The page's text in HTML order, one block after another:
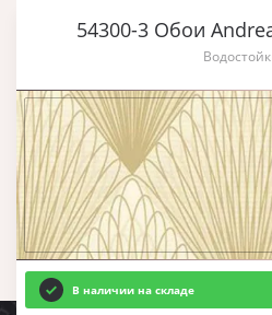
54300-3 Обои
В наличии на складе